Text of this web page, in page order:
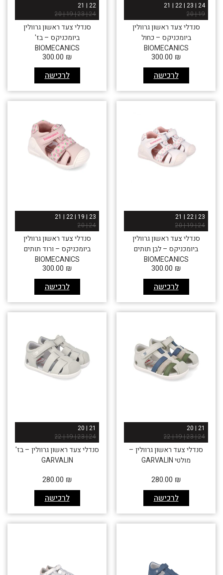
24 | 23 | 22 | 21
19 | 20
סנדלי צעד ראשון גרוולין
ביומכניקס – כחול
BIOMECANICS
לרכישה
300.00 ₪
22 | 21
24 | 23 | 19 | 20
סנדלי צעד ראשון גרוולין
ביומכניקס – בז'
BIOMECANICS
לרכישה
300.00 ₪
23 | 22 | 21
24 | 19 | 20
סנדלי צעד ראשון גרוולין
ביומכניקס – לבן תותים
BIOMECANICS
לרכישה
300.00 ₪
23 | 19 | 22 | 21
24 | 20
סנדלי צעד ראשון גרוולין
ביומכניקס – ורוד תותים
BIOMECANICS
לרכישה
300.00 ₪
21 | 20
24 | 23 | 19 | 22
סנדלי צעד ראשון גרוולין –
מולטי GARVALIN
לרכישה
280.00 ₪
21 | 20
24 | 23 | 19 | 22
סנדלי צעד ראשון גרוולין – בז'
GARVALIN
לרכישה
280.00 ₪